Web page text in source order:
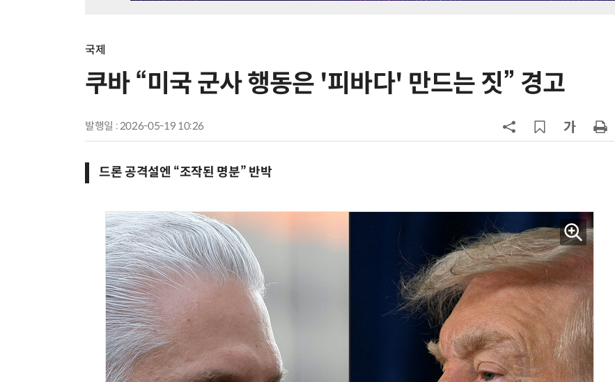
국제
쿠바 “미국 군사 행동은 '피바다' 만드는 짓” 경고
발행일 : 2026-05-19 10:26
드론 공격설엔 “조작된 명분” 반박
6
“韓, 향후 5년 메모리 최강국 유지…
진정한 우정?…친구 구하려다 둘 다
“미국에서 아기 낳아도 시민권 안준
다”… 트럼프, 원정출산 정조준
10 70년 만에 돌아온 시베리아호랑
이…카자흐스탄 야생에 풀렸다